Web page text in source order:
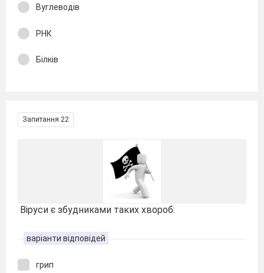
Вуглеводів
РНК
Білків
Запитання 22
Віруси є збудниками таких хвороб:
варіанти відповідей
грип